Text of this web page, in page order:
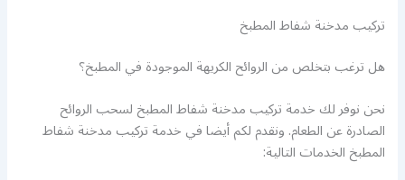
تركيب مدخنة شفاط المطبخ
هل ترغب بتخلص من الروائح الكريهة الموجودة في المطبخ؟
نحن نوفر لك خدمة تركيب مدخنة شفاط المطبخ لسحب الروائح
الصادرة عن الطعام. ونقدم لكم أيضا في خدمة تركيب مدخنة شفاط
المطبخ الخدمات التالية: